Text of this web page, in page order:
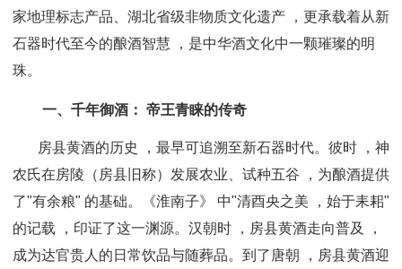
家地理标志产品、湖北省级非物质文化遗产 ，更承载着从新
石器时代至今的酿酒智慧 ，是中华酒文化中一颗璀璨的明
珠。
一、千年御酒： 帝王青睐的传奇
房县黄酒的历史 ，最早可追溯至新石器时代。彼时 ，神
农氏在房陵（房县旧称）发展农业、试种五谷 ，为酿酒提供
了"有余粮" 的基础。《淮南子》 中"清酉央之美 ，始于耒耜"
的记载 ，印证了这一渊源。 汉朝时 ，房县黄酒走向普及 ，
成为达官贵人的日常饮品与随葬品。到了唐朝 ，房县黄酒迎